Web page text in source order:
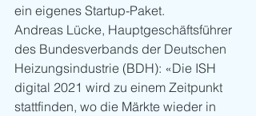
ein eigenes Startup-Paket.
Andreas Lücke, Hauptgeschäftsführer
des Bundesverbands der Deutschen
Heizungsindustrie (BDH): «Die ISH
digital 2021 wird zu einem Zeitpunkt
stattfinden, wo die Märkte wieder in